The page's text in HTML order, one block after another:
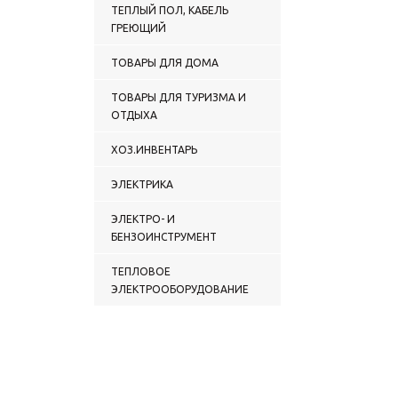
ТЕПЛЫЙ ПОЛ, КАБЕЛЬ
ГРЕЮЩИЙ
ТОВАРЫ ДЛЯ ДОМА
ТОВАРЫ ДЛЯ ТУРИЗМА И
ОТДЫХА
ХОЗ.ИНВЕНТАРЬ
ЭЛЕКТРИКА
ЭЛЕКТРО- И
БЕНЗОИНСТРУМЕНТ
ТЕПЛОВОЕ
ЭЛЕКТРООБОРУДОВАНИЕ